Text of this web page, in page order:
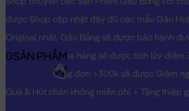
được Shop cập nhật đầy đủ các mẫu Gấu
Original nhất. Gấu Bông sẽ được bảo hành
hàng, Khách mua hàng sẽ được tích lũy điểm
Khách mua hàng đơn >300k sẽ được Giảm
Quà & Hút chân không miễn phí + Tặng thiệp
0SẢN PHẨM
0₫